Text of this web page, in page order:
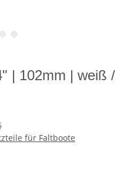
| 102mm | weiß /
für Faltboote